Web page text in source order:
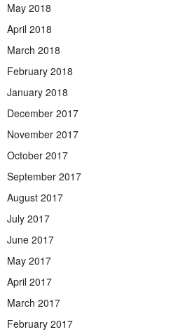
May 2018
April 2018
March 2018
February 2018
January 2018
December 2017
November 2017
October 2017
September 2017
August 2017
July 2017
June 2017
May 2017
April 2017
March 2017
February 2017